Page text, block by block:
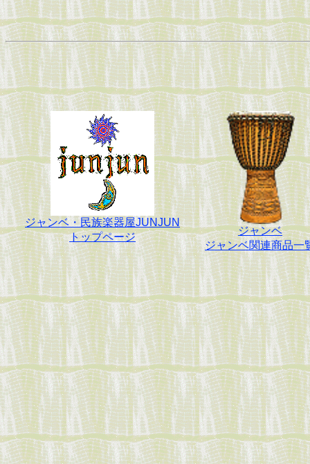
ジャンベ・民族楽器屋JUNJUN
トップページ
ジャンベ
ジャンベ関連商品一